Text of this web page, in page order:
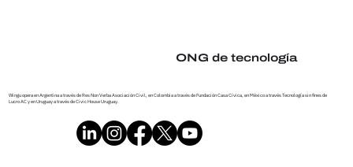
ONG de tecnología
Wingu opera en Argentina a través de Res Non Verba Asociación Civil, en Colombia a través de Fundación Casa Cívica, en México a través Tecnología sin fines de
Lucro AC y en Uruguay a través de Civic House Uruguay.